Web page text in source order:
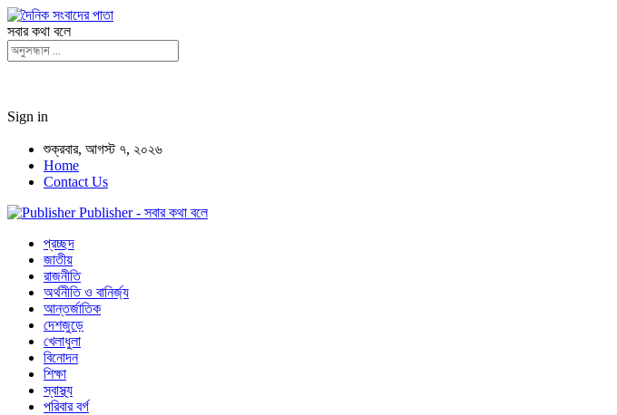
সবার কথা বলে
Sign in
শুক্রবার, আগস্ট ৭, ২০২৬
Home
Contact Us
Publisher - সবার কথা বলে
প্রচ্ছদ
জাতীয়
রাজনীতি
অর্থনীতি ও বানির্জ্য
আন্তর্জাতিক
দেশজুড়ে
খেলাধুলা
বিনোদন
শিক্ষা
স্বাস্থ্য
পরিবার বর্গ